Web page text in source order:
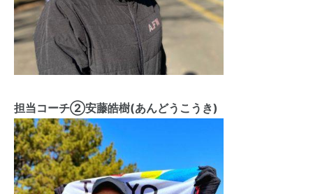
担当コーチ②安藤皓樹(あんどうこうき)